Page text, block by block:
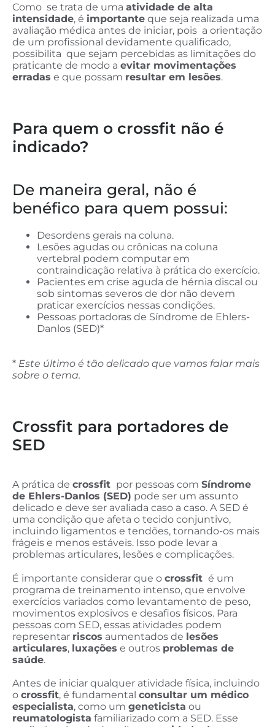
Como se trata de uma atividade de alta
intensidade, é importante que seja realizada uma
avaliação médica antes de iniciar, pois a orientação
de um profissional devidamente qualificado,
possibilita que sejam percebidas as limitações do
praticante de modo a evitar movimentações
erradas e que possam resultar em lesões.
Para quem o crossfit não é
indicado?
De maneira geral, não é
benéfico para quem possui:
Desordens gerais na coluna.
Lesões agudas ou crônicas na coluna
vertebral podem computar em
contraindicação relativa à prática do exercício.
Pacientes em crise aguda de hérnia discal ou
sob sintomas severos de dor não devem
praticar exercícios nessas condições.
Pessoas portadoras de Síndrome de Ehlers-
Danlos (SED)*
* Este último é tão delicado que vamos falar mais
sobre o tema.
Crossfit para portadores de
SED
A prática de crossfit por pessoas com Síndrome
de Ehlers-Danlos (SED) pode ser um assunto
delicado e deve ser avaliada caso a caso. A SED é
uma condição que afeta o tecido conjuntivo,
incluindo ligamentos e tendões, tornando-os mais
frágeis e menos estáveis. Isso pode levar a
problemas articulares, lesões e complicações.
É importante considerar que o crossfit é um
programa de treinamento intenso, que envolve
exercícios variados como levantamento de peso,
movimentos explosivos e desafios físicos. Para
pessoas com SED, essas atividades podem
representar riscos aumentados de lesões
articulares, luxações e outros problemas de
saúde.
Antes de iniciar qualquer atividade física, incluindo
o crossfit, é fundamental consultar um médico
especialista, como um geneticista ou
reumatologista familiarizado com a SED. Esse